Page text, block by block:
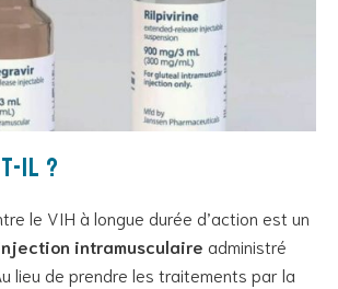
il ?
le VIH à longue durée d’action est un
intramusculaire administré
lieu de prendre les traitements par la